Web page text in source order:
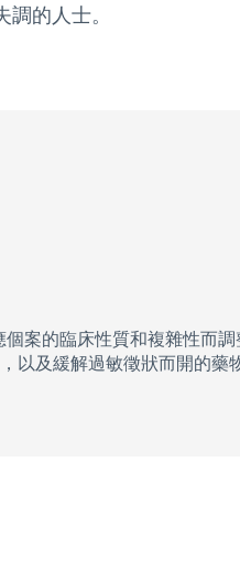
的人士。
案的臨床性質和複雜性而
以及緩解過敏徵狀而開的藥